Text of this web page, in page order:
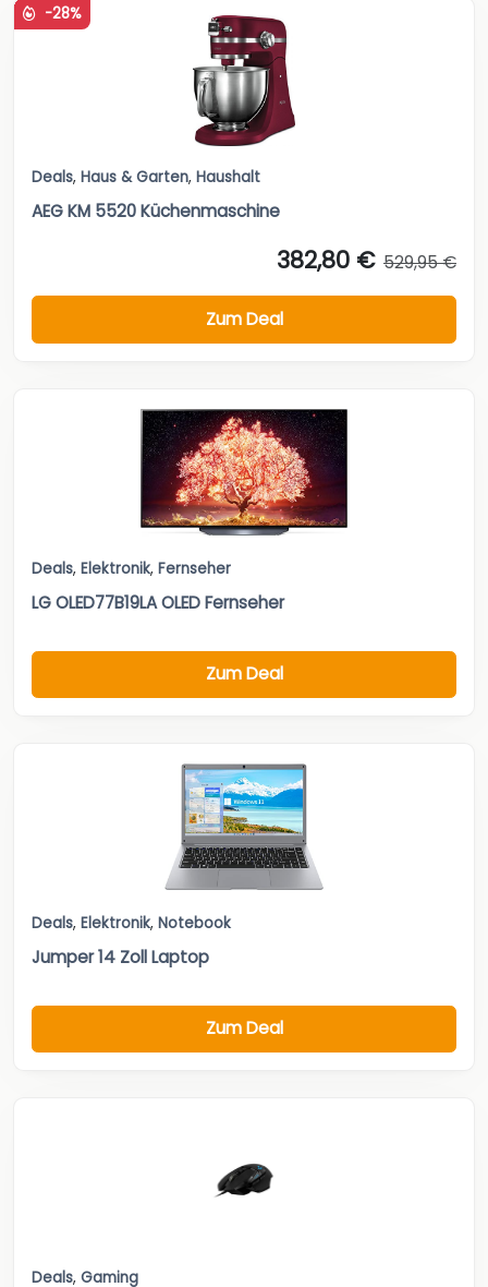
-28%
Deals, Haus & Garten, Haushalt
AEG KM 5520 Küchenmaschine
382,80 € 529,95 €
Zum Deal
Deals, Elektronik, Fernseher
LG OLED77B19LA OLED Fernseher
Zum Deal
Deals, Elektronik, Notebook
Jumper 14 Zoll Laptop
Zum Deal
Deals, Gaming